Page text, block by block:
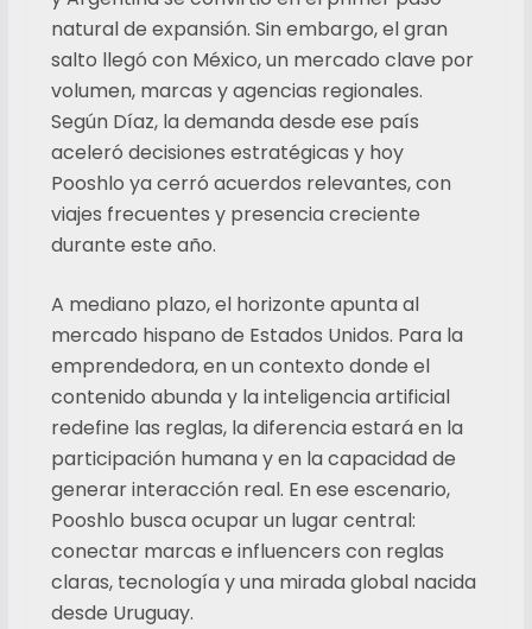
natural de expansión. Sin embargo, el gran
salto llegó con México, un mercado clave por
volumen, marcas y agencias regionales.
Según Díaz, la demanda desde ese país
aceleró decisiones estratégicas y hoy
Pooshlo ya cerró acuerdos relevantes, con
viajes frecuentes y presencia creciente
durante este año.
A mediano plazo, el horizonte apunta al
mercado hispano de Estados Unidos. Para la
emprendedora, en un contexto donde el
contenido abunda y la inteligencia artificial
redefine las reglas, la diferencia estará en la
participación humana y en la capacidad de
generar interacción real. En ese escenario,
Pooshlo busca ocupar un lugar central:
conectar marcas e influencers con reglas
claras, tecnología y una mirada global nacida
desde Uruguay.